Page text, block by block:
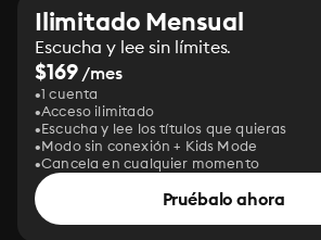
Ilimitado Mensual
Escucha y lee sin límites.
$169/mes
1 cuenta
Acceso ilimitado
Escucha y lee los títulos que quieras
Modo sin conexión + Kids Mode
Cancela en cualquier momento
Pruébalo ahora